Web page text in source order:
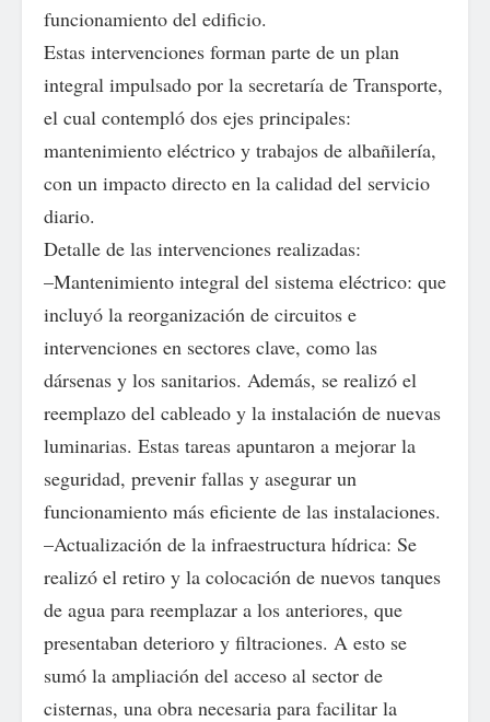
funcionamiento del edificio.
Estas intervenciones forman parte de un plan
integral impulsado por la secretaría de Transporte,
el cual contempló dos ejes principales:
mantenimiento eléctrico y trabajos de albañilería,
con un impacto directo en la calidad del servicio
diario.
Detalle de las intervenciones realizadas:
–Mantenimiento integral del sistema eléctrico: que
incluyó la reorganización de circuitos e
intervenciones en sectores clave, como las
dársenas y los sanitarios. Además, se realizó el
reemplazo del cableado y la instalación de nuevas
luminarias. Estas tareas apuntaron a mejorar la
seguridad, prevenir fallas y asegurar un
funcionamiento más eficiente de las instalaciones.
–Actualización de la infraestructura hídrica: Se
realizó el retiro y la colocación de nuevos tanques
de agua para reemplazar a los anteriores, que
presentaban deterioro y filtraciones. A esto se
sumó la ampliación del acceso al sector de
cisternas, una obra necesaria para facilitar la